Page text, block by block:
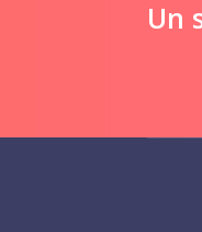
Un